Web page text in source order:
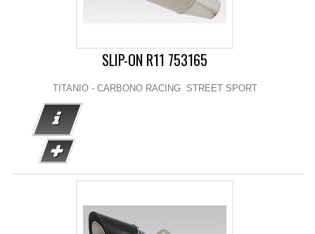
SLIP-ON R11 753165
TITANIO - CARBONO RACING STREET SPORT